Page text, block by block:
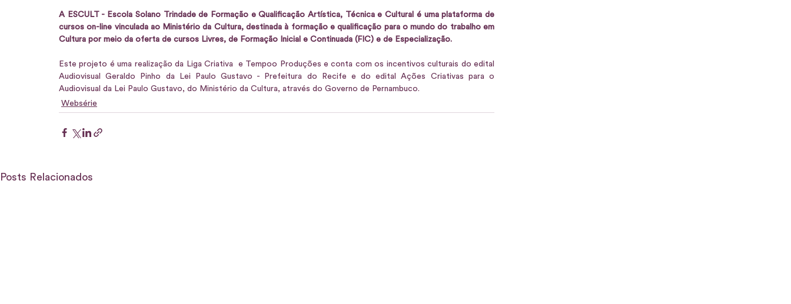
A ESCULT - Escola Solano Trindade de Formação e Qualificação Artística, Técnica e Cultural é uma plataforma de
cursos on-line vinculada ao Ministério da Cultura, destinada à formação e qualificação para o mundo do trabalho em
Cultura por meio da oferta de cursos Livres, de Formação Inicial e Continuada (FIC) e de Especialização.
Este projeto é uma realização da Liga Criativa  e Tempoo Produções e conta com os incentivos culturais do edital
Audiovisual Geraldo Pinho da Lei Paulo Gustavo - Prefeitura do Recife e do edital Ações Criativas para o
Audiovisual da Lei Paulo Gustavo, do Ministério da Cultura, através do Governo de Pernambuco.
Websérie
Posts Relacionados